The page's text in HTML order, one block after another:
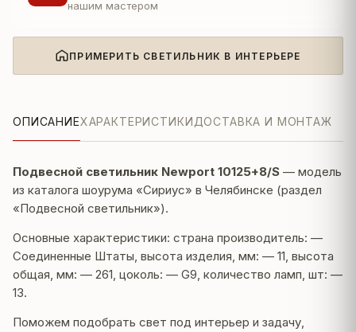
нашим мастером
ПРИМЕРИТЬ СВЕТИЛЬНИК В ИНТЕРЬЕРЕ
ОПИСАНИЕХАРАКТЕРИСТИКИДОСТАВКА И МОНТАЖ
Подвесной светильник Newport 10125+8/S — модель
из каталога шоурума «Сириус» в Челябинске (раздел
«Подвесной светильник»).
Основные характеристики: страна производитель: —
Соединенные Штаты, высота изделия, мм: — 11, высота
общая, мм: — 261, цоколь: — G9, количество ламп, шт: —
13.
Поможем подобрать свет под интерьер и задачу,